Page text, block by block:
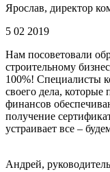
Ярослав, директор
5 02 2019
Нам посоветовали
строительному
100%! Специалисты
своего дела,
финансов
получение
устраивает все –
Андрей,